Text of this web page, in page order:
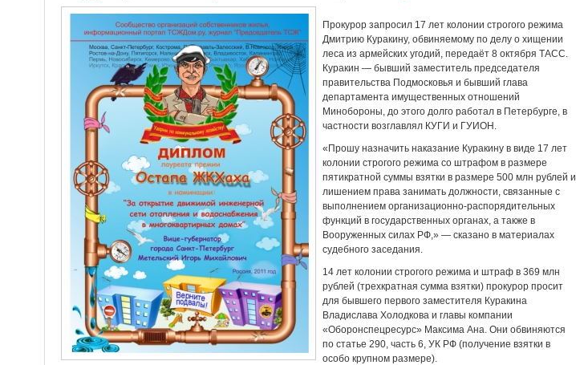
Прокурор запросил 17 лет колонии строгого режима
Дмитрию Куракину, обвиняемому по делу о хищении
леса из армейских угодий, передаёт 8 октября ТАСС.
Куракин — бывший заместитель председателя
правительства Подмосковья и бывший глава
департамента имущественных отношений
Минобороны, до этого долго работал в Петербурге, в
частности возглавлял КУГИ и ГУИОН.
«Прошу назначить наказание Куракину в виде 17 лет
колонии строгого режима со штрафом в размере
пятикратной суммы взятки в размере 500 млн рублей и
лишением права занимать должности, связанные с
выполнением организационно-распорядительных
функций в государственных органах, а также в
Вооруженных силах РФ,» — сказано в материалах
судебного заседания.
14 лет колонии строгого режима и штраф в 369 млн
рублей (трехкратная сумма взятки) прокурор просит
для бывшего первого заместителя Куракина
Владислава Холодкова и главы компании
«Оборонспецресурс» Максима Ана. Они обвиняются
по статье 290, часть 6, УК РФ (получение взятки в
особо крупном размере).